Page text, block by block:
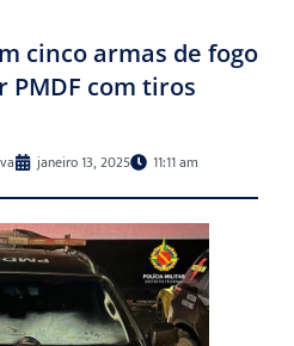
cinco armas de fogo
PMDF com tiros
janeiro 13, 2025 11:11 am